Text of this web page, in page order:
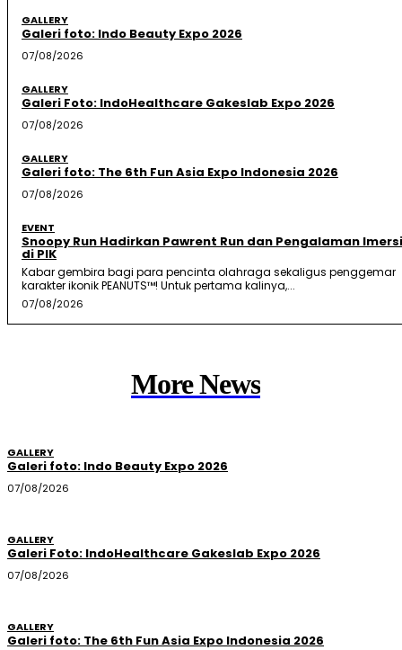
GALLERY
Galeri foto: Indo Beauty Expo 2026
07/08/2026
GALLERY
Galeri Foto: IndoHealthcare Gakeslab Expo 2026
07/08/2026
GALLERY
Galeri foto: The 6th Fun Asia Expo Indonesia 2026
07/08/2026
EVENT
Snoopy Run Hadirkan Pawrent Run dan Pengalaman
di PIK
Kabar gembira bagi para pencinta olahraga sekaligus penggemar
karakter ikonik PEANUTS™! Untuk pertama kalinya,...
07/08/2026
More News
GALLERY
Galeri foto: Indo Beauty Expo 2026
07/08/2026
GALLERY
Galeri Foto: IndoHealthcare Gakeslab Expo 2026
07/08/2026
GALLERY
Galeri foto: The 6th Fun Asia Expo Indonesia 2026